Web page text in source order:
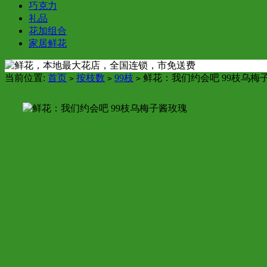
巧克力
礼品
花加组合
家居鲜花
当前位置: 首页 > 按枝数 > 99枝 > 鲜花：我们约会吧 99枝乌梅